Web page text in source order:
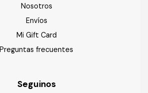
Nosotros
Envíos
Mi Gift Card
Preguntas frecuentes
Seguinos